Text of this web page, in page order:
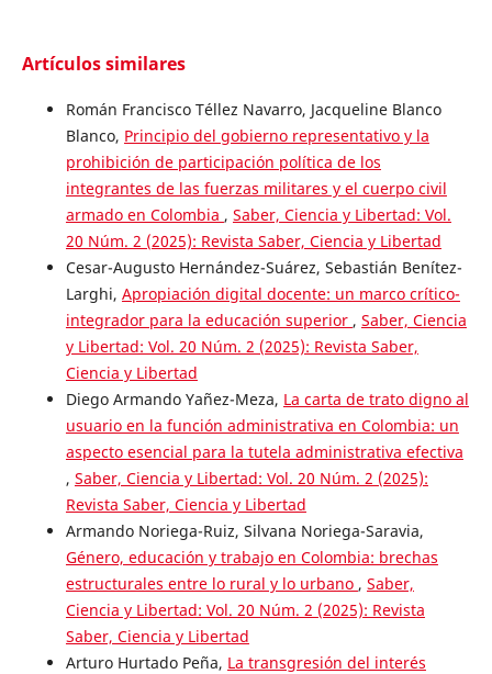
Artículos similares
Román Francisco Téllez Navarro, Jacqueline Blanco
Blanco, Principio del gobierno representativo y la
prohibición de participación política de los
integrantes de las fuerzas militares y el cuerpo civil
armado en Colombia , Saber, Ciencia y Libertad: Vol.
20 Núm. 2 (2025): Revista Saber, Ciencia y Libertad
Cesar-Augusto Hernández-Suárez, Sebastián Benítez-
Larghi, Apropiación digital docente: un marco crítico-
integrador para la educación superior , Saber, Ciencia
y Libertad: Vol. 20 Núm. 2 (2025): Revista Saber,
Ciencia y Libertad
Diego Armando Yañez-Meza, La carta de trato digno al
usuario en la función administrativa en Colombia: un
aspecto esencial para la tutela administrativa efectiva
, Saber, Ciencia y Libertad: Vol. 20 Núm. 2 (2025):
Revista Saber, Ciencia y Libertad
Armando Noriega-Ruiz, Silvana Noriega-Saravia,
Género, educación y trabajo en Colombia: brechas
estructurales entre lo rural y lo urbano , Saber,
Ciencia y Libertad: Vol. 20 Núm. 2 (2025): Revista
Saber, Ciencia y Libertad
Arturo Hurtado Peña, La transgresión del interés